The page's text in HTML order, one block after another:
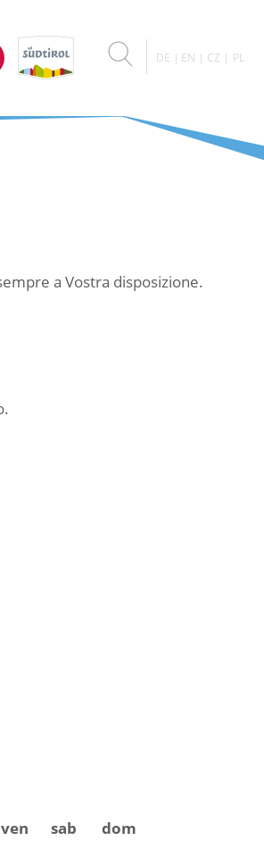
DE EN CZ PL
a Vostra disposizione.
ven sab
dom